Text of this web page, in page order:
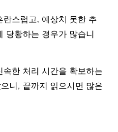
스럽고, 예상치 못한 추
당황하는 경우가 많습니
한 처리 시간을 확보하는
니, 끝까지 읽으시면 많은